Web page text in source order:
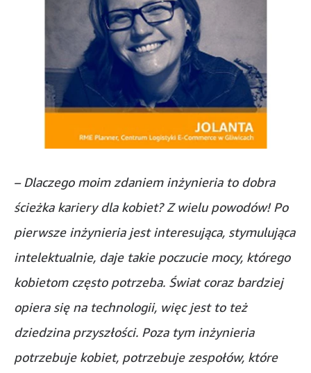
– Dlaczego moim zdaniem inżynieria to dobra
ścieżka kariery dla kobiet? Z wielu powodów! Po
pierwsze inżynieria jest interesująca, stymulująca
intelektualnie, daje takie poczucie mocy, którego
kobietom często potrzeba. Świat coraz bardziej
opiera się na technologii, więc jest to też
dziedzina przyszłości. Poza tym inżynieria
potrzebuje kobiet, potrzebuje zespołów, które